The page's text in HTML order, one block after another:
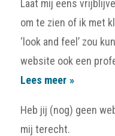
Laat mij eens
om te zien of ik met
‘look and feel’ zou
website ook een
Lees meer »
Heb jij (nog) geen
mij terecht.